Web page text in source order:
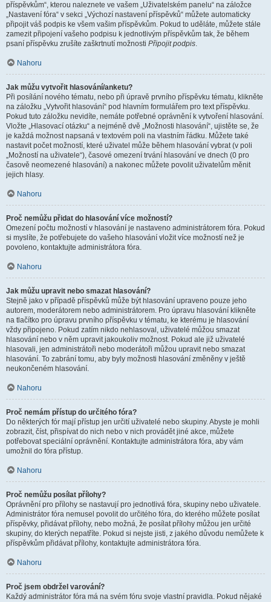
příspěvkům“, kterou naleznete ve vašem „Uživatelském panelu“ na záložce
„Nastavení fóra“ v sekci „Výchozí nastavení příspěvků“ můžete automaticky
připojit váš podpis ke všem vašim příspěvkům. Pokud to uděláte, můžete stále
zamezit připojení vašeho podpisu k jednotlivým příspěvkům tak, že během
psaní příspěvku zrušíte zaškrtnutí možnosti Připojit podpis.
Nahoru
Jak můžu vytvořit hlasování/anketu?
Při posílání nového tématu, nebo při úpravě prvního příspěvku tématu, klikněte
na záložku „Vytvořit hlasování“ pod hlavním formulářem pro text příspěvku.
Pokud tuto záložku nevidíte, nemáte potřebné oprávnění k vytvoření hlasování.
Vložte „Hlasovací otázku“ a nejméně dvě „Možnosti hlasování“, ujistěte se, že
je každá možnost napsaná v textovém poli na vlastním řádku. Můžete také
nastavit počet možností, které uživatel může během hlasování vybrat (v poli
„Možností na uživatele“), časové omezení trvání hlasování ve dnech (0 pro
časově neomezené hlasování) a nakonec můžete povolit uživatelům měnit
jejich hlasy.
Nahoru
Proč nemůžu přidat do hlasování více možností?
Omezení počtu možností v hlasování je nastaveno administrátorem fóra. Pokud
si myslíte, že potřebujete do vašeho hlasování vložit více možností než je
povoleno, kontaktujte administrátora fóra.
Nahoru
Jak můžu upravit nebo smazat hlasování?
Stejně jako v případě příspěvků může být hlasování upraveno pouze jeho
autorem, moderátorem nebo administrátorem. Pro úpravu hlasování klikněte
na tlačítko pro úpravu prvního příspěvku v tématu, ke kterému je hlasování
vždy připojeno. Pokud zatím nikdo nehlasoval, uživatelé můžou smazat
hlasování nebo v něm upravit jakoukoliv možnost. Pokud ale již uživatelé
hlasovali, jen administrátoři nebo moderátoři můžou upravit nebo smazat
hlasování. To zabrání tomu, aby byly možnosti hlasování změněny v ještě
neukončeném hlasování.
Nahoru
Proč nemám přístup do určitého fóra?
Do některých fór mají přístup jen určití uživatelé nebo skupiny. Abyste je mohli
zobrazit, číst, přispívat do nich nebo v nich provádět jiné akce, můžete
potřebovat speciální oprávnění. Kontaktujte administrátora fóra, aby vám
umožnil do fóra přístup.
Nahoru
Proč nemůžu posílat přílohy?
Oprávnění pro přílohy se nastavují pro jednotlivá fóra, skupiny nebo uživatele.
Administrátor fóra nemusel povolit do určitého fóra, do kterého můžete posílat
příspěvky, přidávat přílohy, nebo možná, že posílat přílohy můžou jen určité
skupiny, do kterých nepatříte. Pokud si nejste jisti, z jakého důvodu nemůžete k
příspěvkům přidávat přílohy, kontaktujte administrátora fóra.
Nahoru
Proč jsem obdržel varování?
Každý administrátor fóra má na svém fóru svoje vlastní pravidla. Pokud nějaké